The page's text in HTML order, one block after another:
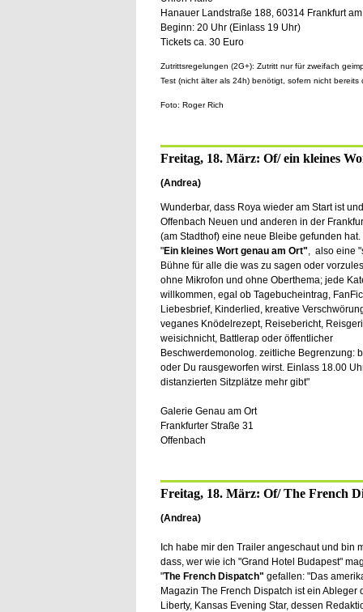
Hanauer Landstraße 188, 60314 Frankfurt
Beginn: 20 Uhr (Einlass 19 Uhr)
Tickets ca. 30 Euro
Zutrittsregelungen (2G+): Zutritt nur für zweifach
Test (nicht älter als 24h) benötigt, sofern nicht
Foto: Roger Rich
Freitag, 18. März: Of/ ein kleines
(Andrea)
Wunderbar, dass Roya wieder am Start ist
Offenbach Neuen und anderen in der
(am Stadthof) eine neue Bleibe gefunden hat.
"Ein kleines Wort genau am Ort", also eine
Bühne für alle die was zu sagen oder
ohne Mikrofon und ohne Oberthema; jede
willkommen, egal ob Tagebucheintrag,
Liebesbrief, Kinderlied, kreative
veganes Knödelrezept, Reisebericht,
weisichnicht, Battlerap oder öffentlicher
Beschwerdemonolog. zeitliche Begrenzung:
oder Du rausgeworfen wirst. Einlass 18.00
distanzierten Sitzplätze mehr gibt"
Galerie Genau am Ort
Frankfurter Straße 31
Offenbach
Freitag, 18. März: Of/ The French
(Andrea)
Ich habe mir den Trailer angeschaut und bin
dass, wer wie ich "Grand Hotel Budapest"
"The French Dispatch" gefallen: "Das
Magazin The French Dispatch ist ein Ableger
Liberty, Kansas Evening Star, dessen